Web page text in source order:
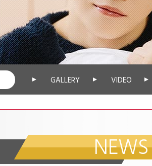
GALLERY VIDEO
NEWS